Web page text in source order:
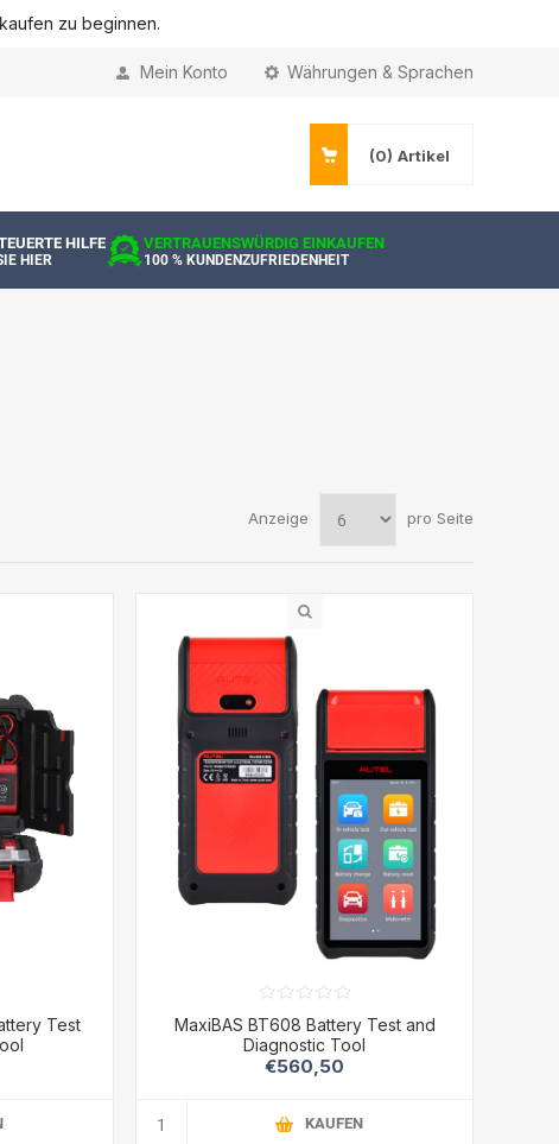
zu beginnen.
Währungen & Sprachen
Mein Konto
(0) Artikel
HILFE
HIER
VERTRAUENSWÜRDIG EINKAUFEN
100 % KUNDENZUFRIEDENHEIT
Anzeige pro Seite
Test
MaxiBAS BT608 Battery Test and
Diagnostic Tool
€560,50
KAUFEN